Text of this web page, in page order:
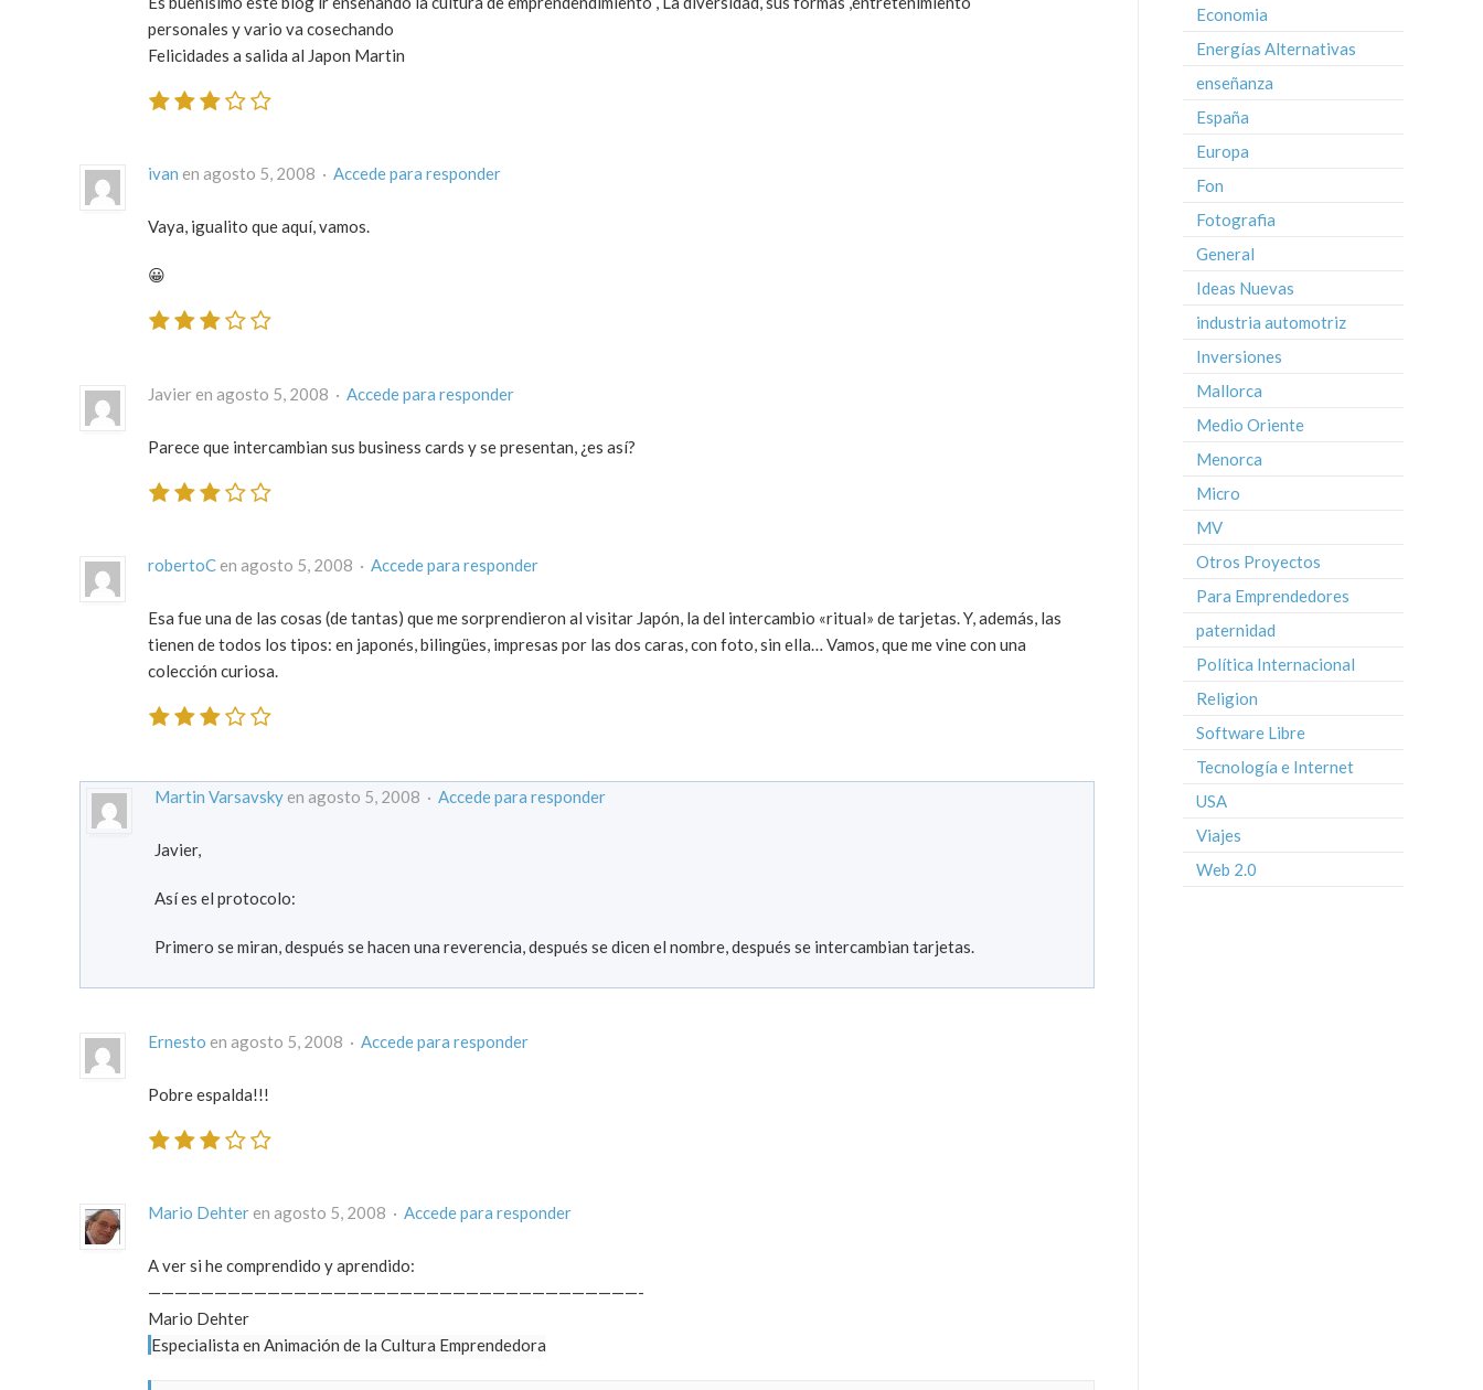
personales y vario va cosechando
Felicidades a salida al Japon Martin
ivan en agosto 5, 2008 · Accede para responder
Vaya, igualito que aquí, vamos.
😀
Javier en agosto 5, 2008 · Accede para responder
Parece que intercambian sus business cards y se presentan, ¿es así?
robertoC en agosto 5, 2008 · Accede para responder
Esa fue una de las cosas (de tantas) que me sorprendieron al visitar Japón, la del intercambio «ritual» de tarjetas. Y, además, las
tienen de todos los tipos: en japonés, bilingües, impresas por las dos caras, con foto, sin ella… Vamos, que me vine con una
colección curiosa.
Martin Varsavsky en agosto 5, 2008 · Accede para responder
Javier,
Así es el protocolo:
Primero se miran, después se hacen una reverencia, después se dicen el nombre, después se intercambian tarjetas.
Ernesto en agosto 5, 2008 · Accede para responder
Pobre espalda!!!
Mario Dehter en agosto 5, 2008 · Accede para responder
A ver si he comprendido y aprendido:
—————————————————————————————————————-
Mario Dehter
Especialista en Animación de la Cultura Emprendedora
Economia
Energías Alternativas
enseñanza
España
Europa
Fon
Fotografia
General
Ideas Nuevas
industria automotriz
Inversiones
Mallorca
Medio Oriente
Menorca
Micro
MV
Otros Proyectos
Para Emprendedores
paternidad
Política Internacional
Religion
Software Libre
Tecnología e Internet
USA
Viajes
Web 2.0